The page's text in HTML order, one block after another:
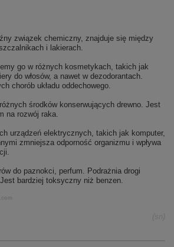
związek chemiczny, znajduje się między
i lakierach.
go w różnych kosmetykach, takich jak
do włosów, a nawet w dezodorantach.
chorób układu oddechowego.
środków konserwujących drewno. Jest
na rozwój raka.
urządzeń elektrycznych, takich jak komputer,
zmniejsza odporność organizmu i wpływa
do paznokci, perfum. Podrażnia drogi
bardziej toksyczny niż benzen.